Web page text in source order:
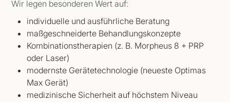
Wir legen besonderen Wert auf:
individuelle und ausführliche Beratung
maßgeschneiderte Behandlungskonzepte
Kombinationstherapien (z. B. Morpheus 8 + PRP
oder Laser)
modernste Gerätetechnologie (neueste Optimas
Max Gerät)
medizinische Sicherheit auf höchstem Niveau